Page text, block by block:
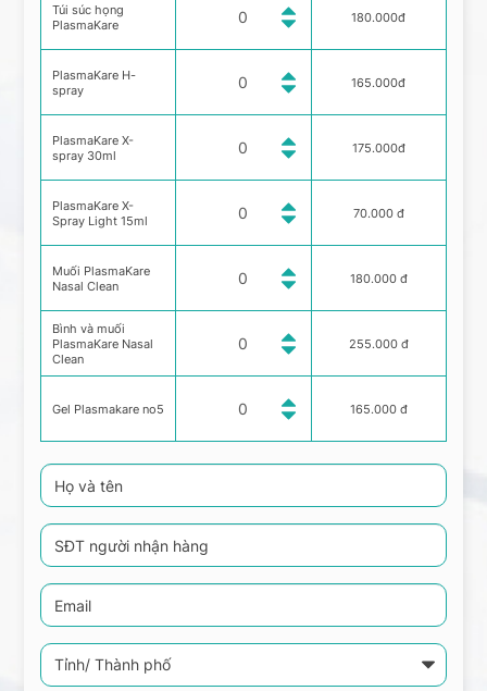
Túi súc họng
PlasmaKare
PlasmaKare H-
spray
PlasmaKare X-
spray 30ml
PlasmaKare X-
Spray Light 15ml
Muối PlasmaKare
Nasal Clean
Bình và muối
PlasmaKare Nasal
Clean
Gel Plasmakare no5
180.000đ
165.000đ
175.000đ
70.000 đ
180.000 đ
255.000 đ
165.000 đ